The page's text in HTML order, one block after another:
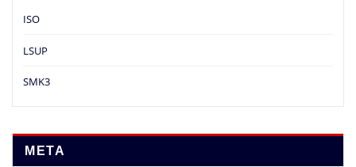
ISO
LSUP
SMK3
META